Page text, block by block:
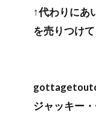
↑代わりにあ
を売りつけ
ジャッキー